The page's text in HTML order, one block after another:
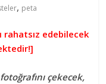
, peta
rahatsız edebilecek
çekecek,